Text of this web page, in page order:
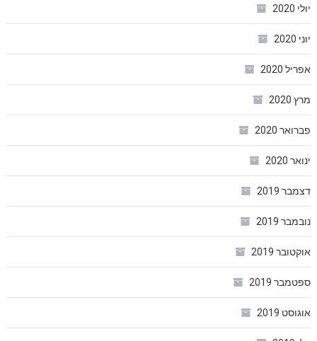
יולי 2020
יוני 2020
אפריל 2020
מרץ 2020
פברואר 2020
ינואר 2020
דצמבר 2019
נובמבר 2019
אוקטובר 2019
ספטמבר 2019
אוגוסט 2019